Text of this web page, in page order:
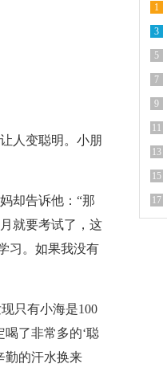
人变聪明。小朋
却告诉他：“那
就要考试了，这
习。如果我没有
只有小海是100
喝了非常多的‘聪
勤的汗水换来
1
文
3
5
7
9
字
11
13
15
17